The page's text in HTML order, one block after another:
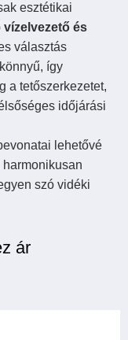
esztétikai
vízelvezető és
választás
így
a tetőszerkezetet,
időjárási
lehetővé
szó vidéki
ár